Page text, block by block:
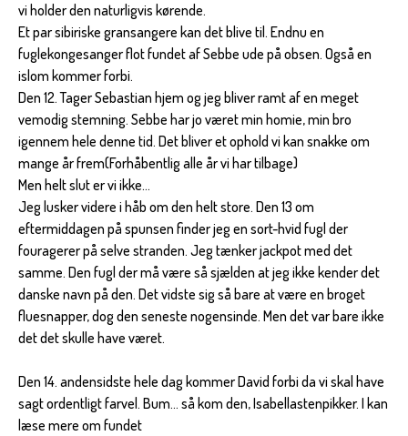
vi holder den naturligvis kørende.
Et par sibiriske gransangere kan det blive til. Endnu en
fuglekongesanger flot fundet af Sebbe ude på obsen. Også en
islom kommer forbi.
Den 12. Tager Sebastian hjem og jeg bliver ramt af en meget
vemodig stemning. Sebbe har jo været min homie, min bro
igennem hele denne tid. Det bliver et ophold vi kan snakke om
mange år frem(Forhåbentlig alle år vi har tilbage)
Men helt slut er vi ikke...
Jeg lusker videre i håb om den helt store. Den 13 om
eftermiddagen på spunsen finder jeg en sort-hvid fugl der
fouragerer på selve stranden. Jeg tænker jackpot med det
samme. Den fugl der må være så sjælden at jeg ikke kender det
danske navn på den. Det vidste sig så bare at være en broget
fluesnapper, dog den seneste nogensinde. Men det var bare ikke
det det skulle have været.
Den 14. andensidste hele dag kommer David forbi da vi skal have
sagt ordentligt farvel. Bum... så kom den, Isabellastenpikker. I kan
læse mere om fundet